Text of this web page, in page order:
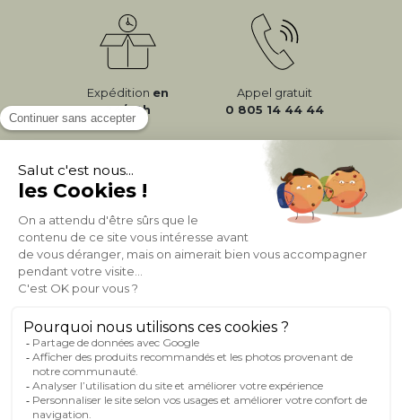
Expédition en
24/72h
Appel gratuit
0 805 14 44 44
À PROPOS DE MILIBOO
AIDE & CONTACT